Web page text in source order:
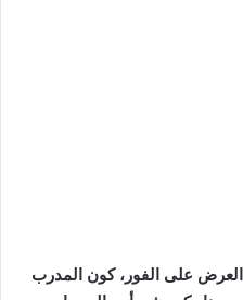
على الفور، كون المدرب